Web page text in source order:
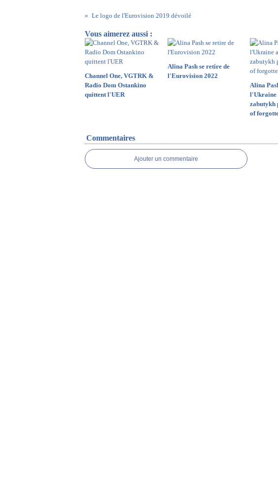
Le logo de l'Eurovision 2019 dévoilé
Vous aimerez aussi :
Channel One, VGTRK &
Radio Dom Ostankino
quittent l'UER
Alina Pash se retire de
l'Eurovision 2022
Alina
l'Ukraine
zabutykh
of
Commentaires
Ajouter un commentaire